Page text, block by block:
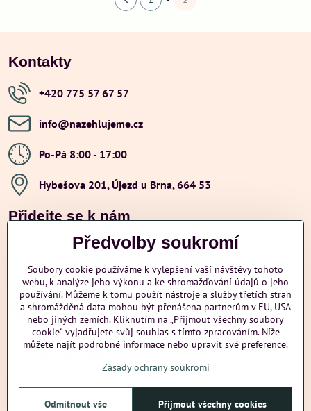
Kontakty
+420 775 57 67 57
info​@nazehlujeme​.cz
Po-Pá 8:00 - 17:00
Hybešova 201, Újezd u Brna, 664 53
Přidejte se k nám
Instagram Youtube
Odstoupení od smlouvy
Info k nákupu
Dodání na Slovensko
Předvolby soukromí
Soubory cookie používáme k vylepšení vaší návštěvy tohoto
webu, k analýze jeho výkonu a ke shromažďování údajů o jeho
používání. Můžeme k tomu použít nástroje a služby třetích stran
a shromážděná data mohou být přenášena partnerům v EU, USA
nebo jiných zemích. Kliknutím na „Přijmout všechny soubory
cookie“ vyjadřujete svůj souhlas s tímto zpracováním. Níže
můžete najít podrobné informace nebo upravit své preference.
Zásady ochrany soukromí
Přijmout všechny cookies
Odmítnout vše